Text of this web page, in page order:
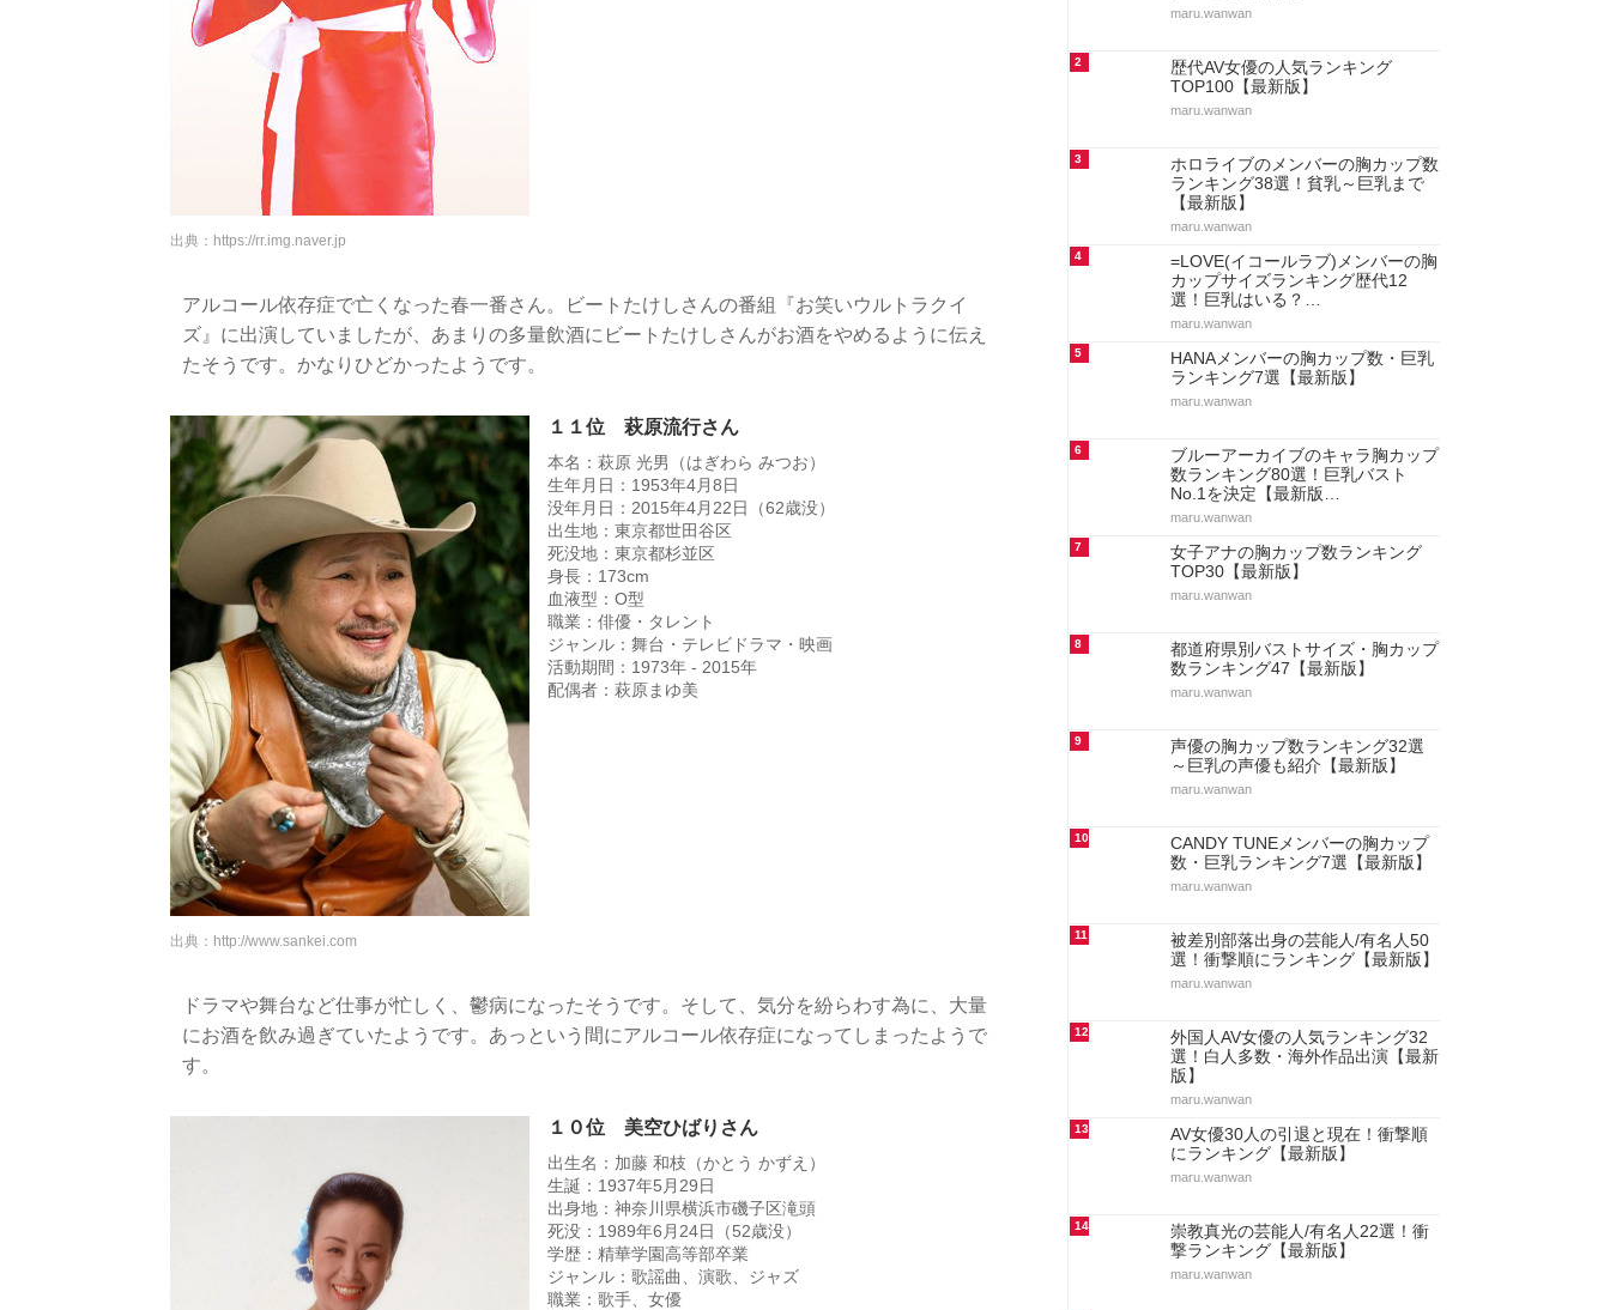
出典： https://rr.img.naver.jp
アルコール依存症で亡くなった春一番さん。ビートたけしさんの番組『お笑いウルトラクイ
ズ』に出演していましたが、あまりの多量飲酒にビートたけしさんがお酒をやめるように伝え
たそうです。かなりひどかったようです。
１１位 萩原流行さん
本名：萩原 光男（はぎわら みつお）
生年月日：1953年4月8日
没年月日：2015年4月22日（62歳没）
出生地：東京都世田谷区
死没地：東京都杉並区
身長：173cm
血液型：O型
職業：俳優・タレント
ジャンル：舞台・テレビドラマ・映画
活動期間：1973年 - 2015年
配偶者：萩原まゆ美
出典： http://www.sankei.com
ドラマや舞台など仕事が忙しく、鬱病になったそうです。そして、気分を紛らわす為に、大量
にお酒を飲み過ぎていたようです。あっという間にアルコール依存症になってしまったようで
す。
１０位 美空ひばりさん
出生名：加藤 和枝（かとう かずえ）
生誕：1937年5月29日
出身地：神奈川県横浜市磯子区滝頭
死没：1989年6月24日（52歳没）
学歴：精華学園高等部卒業
ジャンル：歌謡曲、演歌、ジャズ
職業：歌手、女優
maru.wanwan
2
歴代AV女優の人気ランキング
TOP100【最新版】
maru.wanwan
3
ホロライブのメンバーの胸カップ数
ランキング38選！貧乳～巨乳まで
【最新版】
maru.wanwan
4
=LOVE(イコールラブ)メンバーの胸
カップサイズランキング歴代12
選！巨乳はいる？…
maru.wanwan
5
HANAメンバーの胸カップ数・巨乳
ランキング7選【最新版】
maru.wanwan
6
ブルーアーカイブのキャラ胸カップ
数ランキング80選！巨乳バスト
No.1を決定【最新版…
maru.wanwan
7
女子アナの胸カップ数ランキング
TOP30【最新版】
maru.wanwan
8
都道府県別バストサイズ・胸カップ
数ランキング47【最新版】
maru.wanwan
9
声優の胸カップ数ランキング32選
～巨乳の声優も紹介【最新版】
maru.wanwan
10
CANDY TUNEメンバーの胸カップ
数・巨乳ランキング7選【最新版】
maru.wanwan
11
被差別部落出身の芸能人/有名人50
選！衝撃順にランキング【最新版】
maru.wanwan
12
外国人AV女優の人気ランキング32
選！白人多数・海外作品出演【最新
版】
maru.wanwan
13
AV女優30人の引退と現在！衝撃順
にランキング【最新版】
maru.wanwan
14
崇教真光の芸能人/有名人22選！衝
撃ランキング【最新版】
maru.wanwan